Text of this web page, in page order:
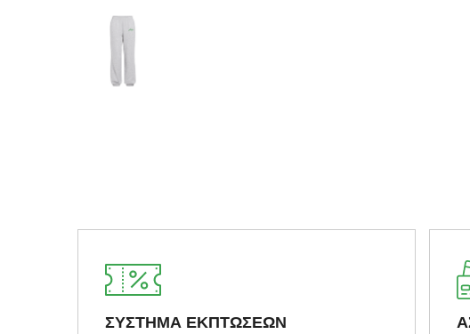
ΣΥΣΤΗΜΑ ΕΚΠΤΩΣΕΩΝ